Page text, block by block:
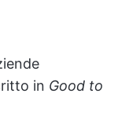
in Good to